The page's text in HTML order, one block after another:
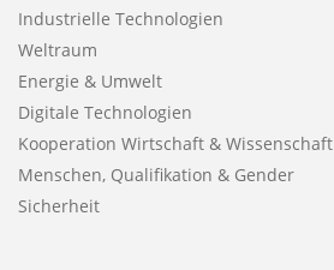
Industrielle Technologien
Weltraum
Energie & Umwelt
Digitale Technologien
Kooperation Wirtschaft & Wissenschaft
Menschen, Qualifikation & Gender
Sicherheit